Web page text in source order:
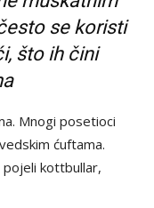
se koristi
što ih čini
Mnogi posetioci
ćuftama.
pojeli kottbullar,